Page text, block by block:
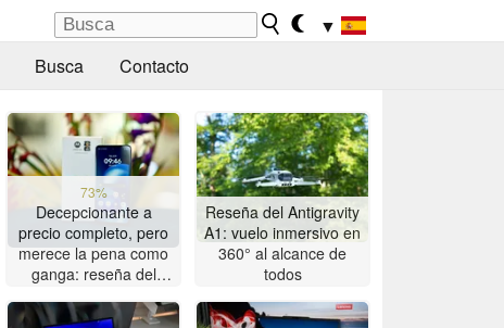
▼
Busca Contacto
73%
Decepcionante a
precio completo, pero
merece la pena como
ganga: reseña del
Moto G47
Reseña del Antigravity
A1: vuelo inmersivo en
360° al alcance de
todos